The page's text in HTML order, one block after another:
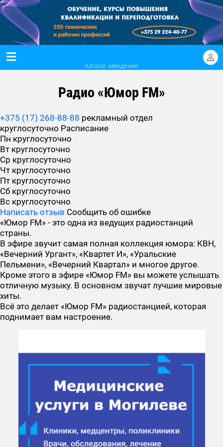
Каталог заведений
Радио «Юмор FM»
+375 (17) 268-88-88 рекламный отдел
круглосуточно Расписание
Пн круглосуточно
Вт круглосуточно
Ср круглосуточно
Чт круглосуточно
Пт круглосуточно
Сб круглосуточно
Вс круглосуточно
Написать отзыв Сообщить об ошибке
«Юмор FM» - это одна из ведущих радиостанций
страны.
В эфире звучит самая полная коллекция юмора: КВН,
«Вечерний Ургант», «Квартет И», «Уральские
Пельмени», «Вечерний Квартал» и многое другое.
Кроме этого в эфире «Юмор FM» вы можете услышать
отличную музыку. В основном звучат лучшие мировые
хиты.
Всё это делает «Юмор FM» радиостанцией, которая
поднимает вам настроение.